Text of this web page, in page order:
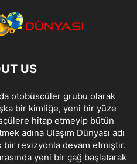
US
otobüscüler grubu olarak
bir kimliğe, yeni bir yüze
hitap etmeyip bütün
adına Ulaşım Dünyası adı
bir revizyonla devam etmiştir.
yeni bir çağ başlatarak